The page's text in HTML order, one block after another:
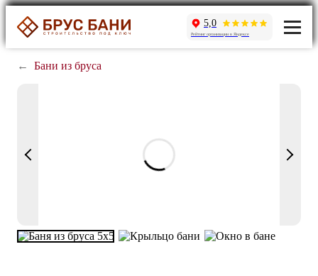
5,0
Рейтинг организации в Яндексе
← Бани из бруса